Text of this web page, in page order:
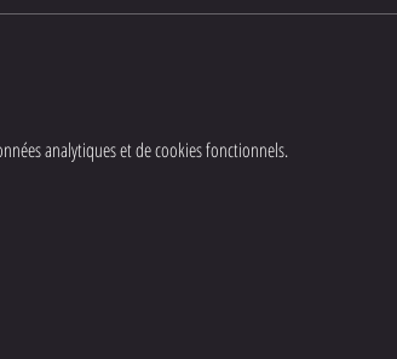
analytiques et de cookies fonctionnels.